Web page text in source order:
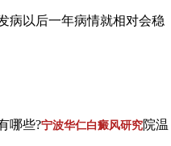
病以后一年病情就相对会稳
哪些?宁波华仁白癜风研究院温